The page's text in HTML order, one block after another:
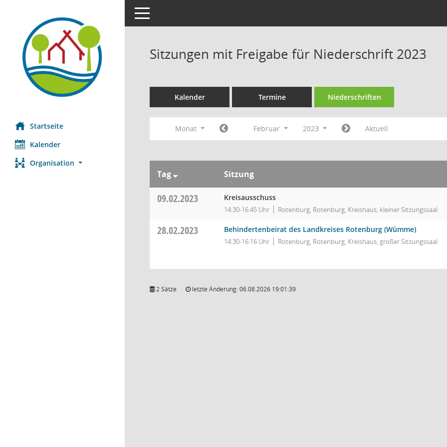
Startseite
Kalender
Organisation
Toggle navigation
Sitzungen mit Freigabe für Niederschrift 2023
Kalender Termine Niederschriften
Monat Februar 2023 Aktuell
Tag Sitzung
09.02.2023 Kreisausschuss
14:30-16:45 Uhr Rotenburg, Rotenburg, Kreishaus, kleiner Sitzungssaal
28.02.2023 Behindertenbeirat des Landkreises Rotenburg (Wümme)
14:30-16:16 Uhr Rotenburg, Rotenburg, Kreishaus, großer Sitzungssaal
2 Sätze letzte Änderung: 06.08.2026 19:01:39